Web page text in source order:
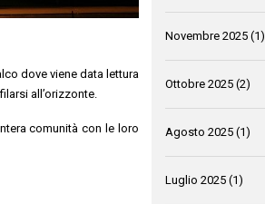
dove viene data lettura
all’orizzonte.
comunità con le loro
Novembre 2025 (1)
Ottobre 2025 (2)
Agosto 2025 (1)
Luglio 2025 (1)